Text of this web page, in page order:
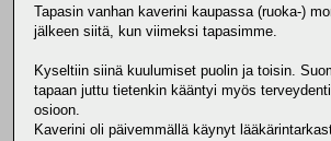
Tapasin vanhan kaverini kaupassa (ruoka-)
jälkeen siitä, kun viimeksi tapasimme.
Kyseltiin siinä kuulumiset puolin ja toisin.
tapaan juttu tietenkin kääntyi myös
osioon.
Kaverini oli päivemmällä käynyt